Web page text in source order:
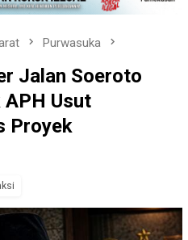
Purwasuka
Jalan Soeroto
APH Usut
Proyek